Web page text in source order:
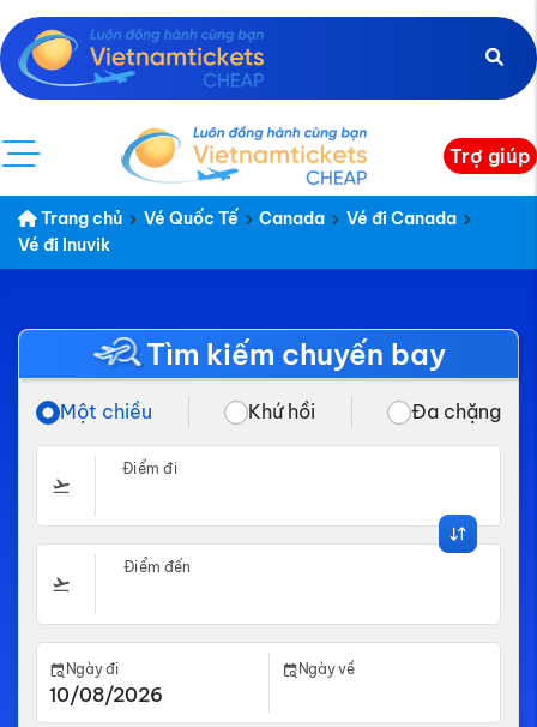
Trợ giúp
Trang chủ Vé Quốc Tế Canada
Vé đi Canada
Vé đi Inuvik
Tìm kiếm chuyến bay
Một chiều Khứ hồi Đa chặng
Điểm đi
Điểm đến
Ngày đi Ngày về